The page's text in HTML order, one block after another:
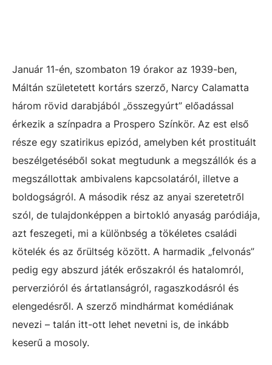
Január 11-én, szombaton 19 órakor az 1939-ben,
Máltán születetett kortárs szerző, Narcy Calamatta
három rövid darabjából „összegyúrt” előadással
érkezik a színpadra a Prospero Színkör. Az est első
része egy szatirikus epizód, amelyben két prostituált
beszélgetéséből sokat megtudunk a megszállók és a
megszállottak ambivalens kapcsolatáról, illetve a
boldogságról. A második rész az anyai szeretetről
szól, de tulajdonképpen a birtokló anyaság paródiája,
azt feszegeti, mi a különbség a tökéletes családi
kötelék és az őrültség között. A harmadik „felvonás”
pedig egy abszurd játék erőszakról és hatalomról,
perverzióról és ártatlanságról, ragaszkodásról és
elengedésről. A szerző mindhármat komédiának
nevezi – talán itt-ott lehet nevetni is, de inkább
keserű a mosoly.